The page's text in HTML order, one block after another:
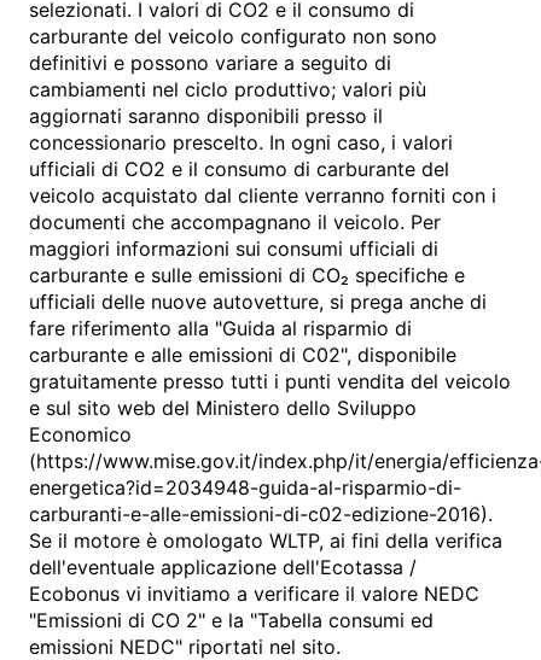
selezionati. I valori di CO2 e il consumo di
carburante del veicolo configurato non sono
definitivi e possono variare a seguito di
cambiamenti nel ciclo produttivo; valori più
aggiornati saranno disponibili presso il
concessionario prescelto. In ogni caso, i valori
ufficiali di CO2 e il consumo di carburante del
veicolo acquistato dal cliente verranno forniti con i
documenti che accompagnano il veicolo. Per
maggiori informazioni sui consumi ufficiali di
carburante e sulle emissioni di CO₂ specifiche e
ufficiali delle nuove autovetture, si prega anche di
fare riferimento alla "Guida al risparmio di
carburante e alle emissioni di C02", disponibile
gratuitamente presso tutti i punti vendita del veicolo
e sul sito web del Ministero dello Sviluppo
Economico
(https://www.mise.gov.it/index.php/it/energia/
energetica?id=2034948-guida-al-risparmio-di-
carburanti-e-alle-emissioni-di-c02-edizione-2016).
Se il motore è omologato WLTP, ai fini della verifica
dell'eventuale applicazione dell'Ecotassa /
Ecobonus vi invitiamo a verificare il valore NEDC
"Emissioni di CO 2" e la "Tabella consumi ed
emissioni NEDC" riportati nel sito.